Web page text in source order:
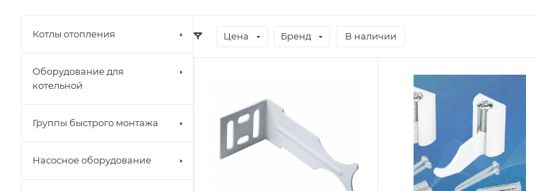
Цена Бренд В наличии
Котлы отопления
Оборудование для
котельной
Группы быстрого монтажа
Насосное оборудование